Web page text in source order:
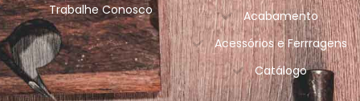
Trabalhe Conosco
Acabamento
Acessórios e Ferrragens
Catálogo